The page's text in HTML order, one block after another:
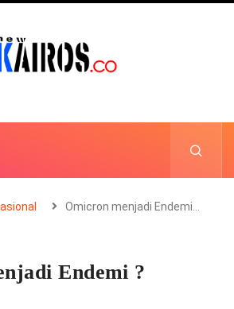
Omicron menjadi Endemi…
Endemi ?